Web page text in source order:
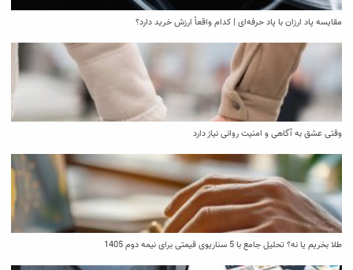
مقایسه پاد ارزان با پاد حرفه‌ای | کدام واقعاً ارزش خرید دارد؟
وقتی عشق به آگاهی و امنیت روانی نیاز دارد
طلا بخریم یا نه؟ تحلیل جامع با 5 سناریوی قیمتی برای نیمه دوم 1405